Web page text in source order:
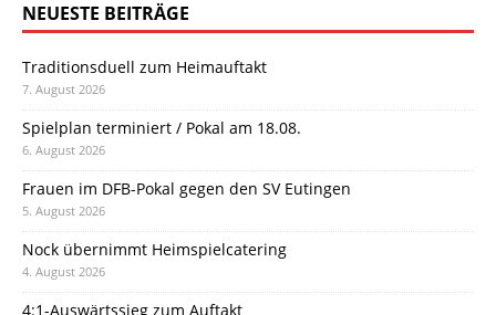
NEUESTE BEITRÄGE
Traditionsduell zum Heimauftakt
7. August 2026
Spielplan terminiert / Pokal am 18.08.
6. August 2026
Frauen im DFB-Pokal gegen den SV Eutingen
5. August 2026
Nock übernimmt Heimspielcatering
4. August 2026
4:1-Auswärtssieg zum Auftakt